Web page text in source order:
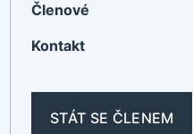
Členové
Kontakt
STÁT SE ČLENEM